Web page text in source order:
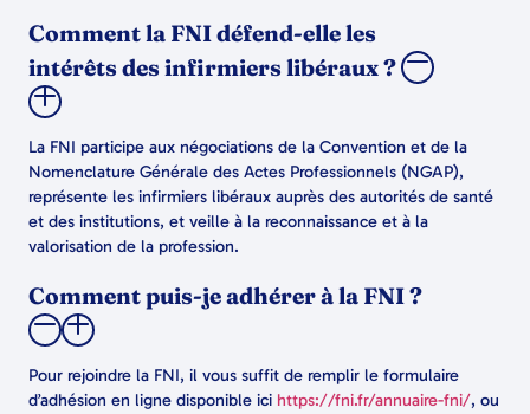
Comment la FNI défend-elle les
intérêts des infirmiers libéraux ?
La FNI participe aux négociations de la Convention et de la
Nomenclature Générale des Actes Professionnels (NGAP),
représente les infirmiers libéraux auprès des autorités de santé
et des institutions, et veille à la reconnaissance et à la
valorisation de la profession.
Comment puis-je adhérer à la FNI ?
Pour rejoindre la FNI, il vous suffit de remplir le formulaire
d’adhésion en ligne disponible ici https://fni.fr/annuaire-fni/, ou